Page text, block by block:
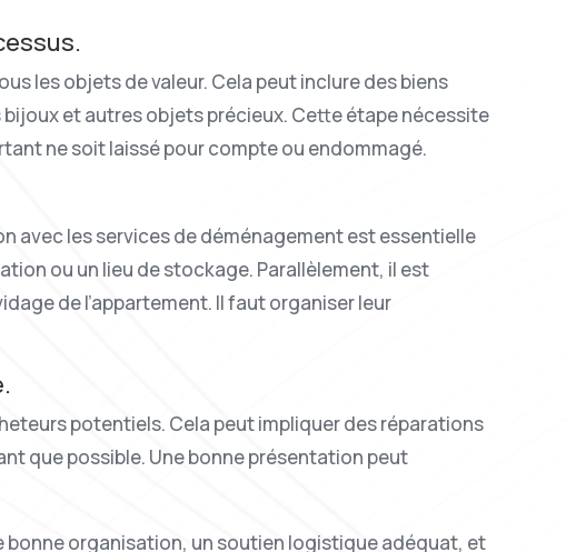
les objets de valeur. Cela peut inclure des biens
et autres objets précieux. Cette étape nécessite
ne soit laissé pour compte ou endommagé.
avec les services de déménagement est essentielle
ou un lieu de stockage. Parallèlement, il est
de l’appartement. Il faut organiser leur
potentiels. Cela peut impliquer des réparations
que possible. Une bonne présentation peut
bonne organisation, un soutien logistique adéquat, et